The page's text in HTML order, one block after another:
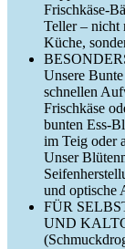
Frischkäse-
Teller – nicht
Küche,
Unsere
schnellen
Frischkäse
bunten Ess-
im Teig oder
Unser
und optische
FÜR
UND